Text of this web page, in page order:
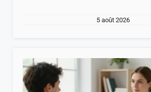
5 août 2026